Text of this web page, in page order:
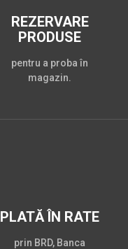
REZERVARE
PRODUSE
pentru a proba în
magazin.
PLATĂ ÎN RATE
prin BRD, Banca